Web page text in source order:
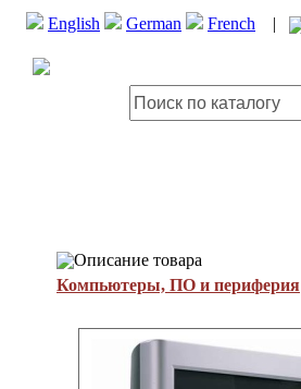
English German French |
Описание товара
Компьютеры, ПО и периферия